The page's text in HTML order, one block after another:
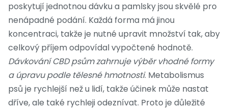
poskytují jednotnou dávku a pamlsky jsou skvělé pro
nenápadné podání. Každá forma má jinou
koncentraci, takže je nutné upravit množství tak, aby
celkový příjem odpovídal vypočtené hodnotě.
Dávkování CBD psům zahrnuje výběr vhodné formy
a úpravu podle tělesné hmotnosti. Metabolismus
psů je rychlejší než u lidí, takže účinek může nastat
dříve, ale také rychleji odeznívat. Proto je důležité